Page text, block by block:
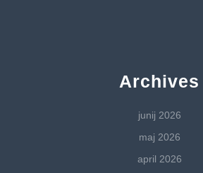
Archives
junij 2026
maj 2026
april 2026